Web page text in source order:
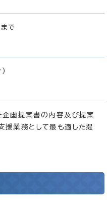
で
企画提案書の内容及び提案
援業務として最も適した提